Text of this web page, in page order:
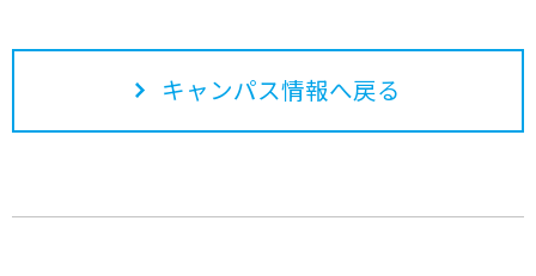
キャンパス情報へ戻る